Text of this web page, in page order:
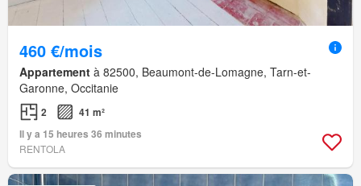
460 €/mois
Appartement à 82500, Beaumont-de-Lomagne, Tarn-et-
Garonne, Occitanie
2
41 m²
Il y a 15 heures 36 minutes
RENTOLA